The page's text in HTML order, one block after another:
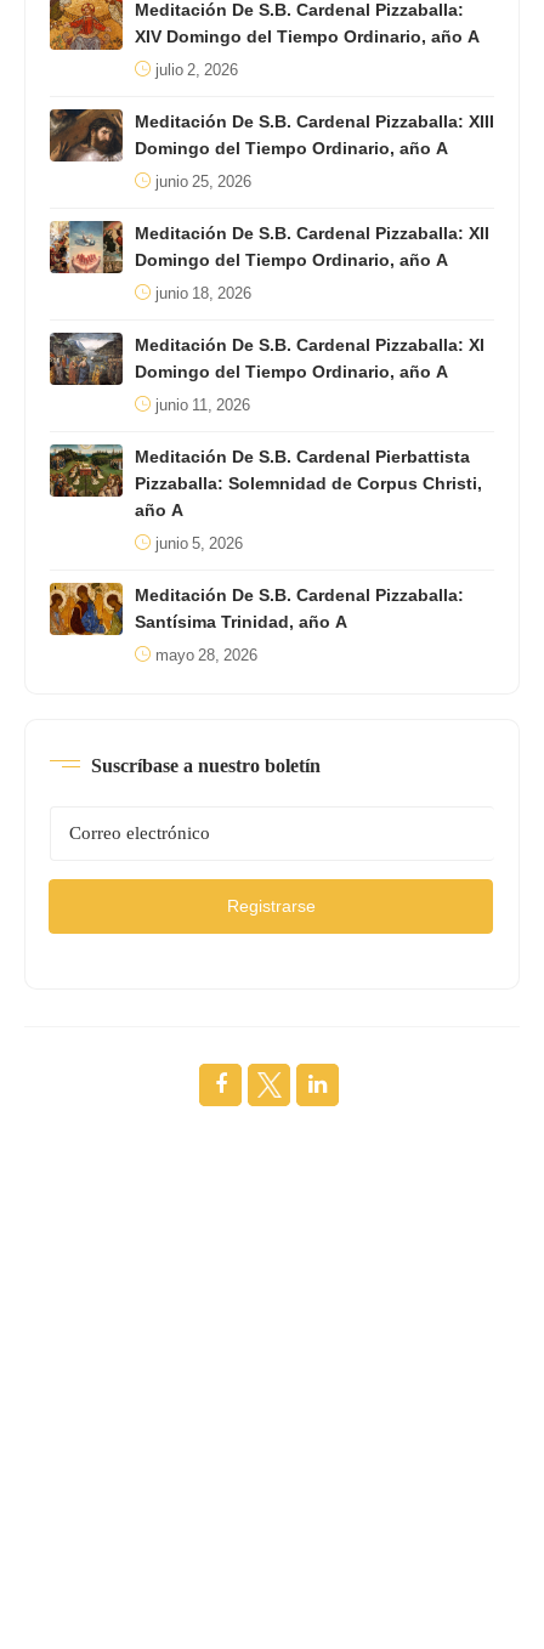
Meditación De S.B. Cardenal Pizzaballa:
XIV Domingo del Tiempo Ordinario, año A
julio 2, 2026
Meditación De S.B. Cardenal Pizzaballa: XIII
Domingo del Tiempo Ordinario, año A
junio 25, 2026
Meditación De S.B. Cardenal Pizzaballa: XII
Domingo del Tiempo Ordinario, año A
junio 18, 2026
Meditación De S.B. Cardenal Pizzaballa: XI
Domingo del Tiempo Ordinario, año A
junio 11, 2026
Meditación De S.B. Cardenal Pierbattista
Pizzaballa: Solemnidad de Corpus Christi,
año A
junio 5, 2026
Meditación De S.B. Cardenal Pizzaballa:
Santísima Trinidad, año A
mayo 28, 2026
Suscríbase a nuestro boletín
Registrarse